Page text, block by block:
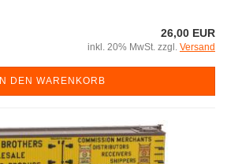
26,00 EUR
inkl. 20% MwSt. zzgl. Versand
IN DEN WARENKORB